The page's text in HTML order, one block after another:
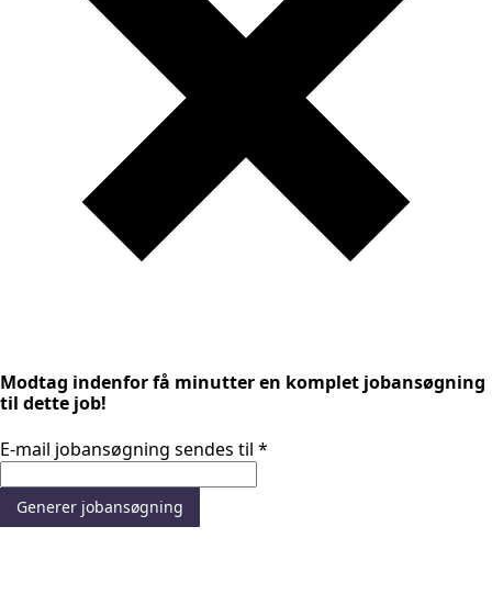
Modtag indenfor få minutter en komplet jobansøgning
til dette job!
E-mail jobansøgning sendes til *
Generer jobansøgning